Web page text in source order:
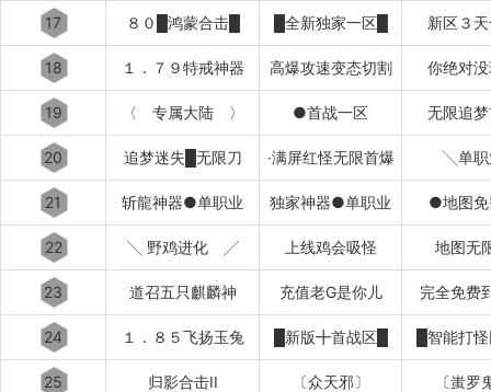
17 ８０█鸿蒙合击█ █全新独家一区█ 新区３
18 １．７９特戒神器 高爆攻速变态切割 你绝对
19 〈 专属大陆 〉 ●首战一区 无限追
20 追梦迷失█无限刀 ·满屏红怪无限首爆 ╲单职
21 斩龍神器●单职业 独家神器●单职业 ●地图
22 ╲ 野鸡进化 ╱ 上线鸡会吸怪 地图无
23 道召五只麒麟神 充值老G是你儿 完全免费
24 １．８５飞扬玉兔 █新版╋首战区█ █智能打
25 归影合击II 〔众天邪〕 〔蚩罗